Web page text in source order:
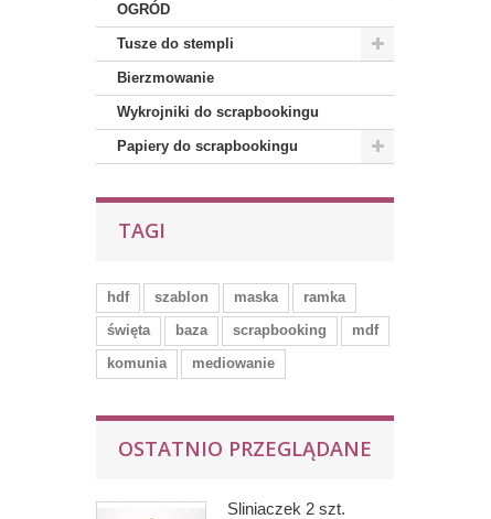
OGRÓD
Tusze do stempli
Bierzmowanie
Wykrojniki do scrapbookingu
Papiery do scrapbookingu
TAGI
hdf szablon maska
ramka
święta
baza scrapbooking
mdf
komunia
mediowanie
OSTATNIO PRZEGLĄDANE
Śliniaczek 2 szt.